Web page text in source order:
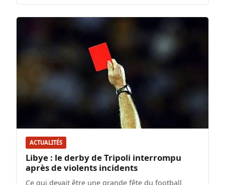
ACTUALITÉS
Libye : le derby de Tripoli interrompu
après de violents incidents
Ce qui devait être une grande fête du football